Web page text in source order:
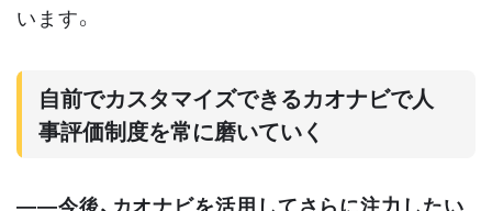
います。
自前でカスタマイズできるカオナビで人
事評価制度を常に磨いていく
――今後、カオナビを活用してさらに注力したい